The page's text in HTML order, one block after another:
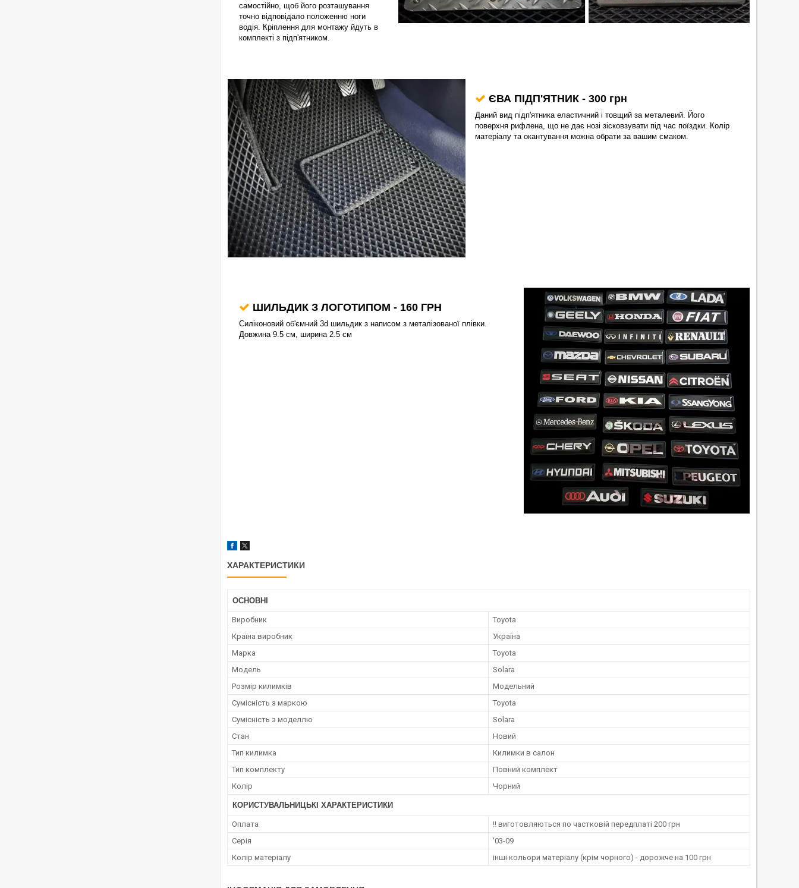
самостійно, щоб його розташування
точно відповідало положенню ноги
водія. Кріплення для монтажу йдуть в
комплекті з підп'ятником.
ЄВА ПІДП'ЯТНИК - 300 грн
Даний вид підп'ятника еластичний і товщий за металевий. Його
поверхня рифлена, що не дає нозі зісковзувати під час поїздки. Колір
матеріалу та окантування можна обрати за вашим смаком.
ШИЛЬДИК З ЛОГОТИПОМ - 160 ГРН
Силіконовий об'ємний 3d шильдик з написом з металізованої плівки.
Довжина 9.5 см, ширина 2.5 см
ХАРАКТЕРИСТИКИ
ОСНОВНІ
Виробник
Toyota
Країна виробник
Україна
Марка
Toyota
Модель
Solara
Розмір килимків
Модельний
Сумісність з маркою
Toyota
Сумісність з моделлю
Solara
Стан
Новий
Тип килимка
Килимки в салон
Тип комплекту
Повний комплект
Колір
Чорний
КОРИСТУВАЛЬНИЦЬКІ ХАРАКТЕРИСТИКИ
Оплата
‼️ виготовляються по частковій передплаті 200 грн
Серія
'03-09
Колір матеріалу
інші кольори матеріалу (крім чорного) - дорожче на 100 грн